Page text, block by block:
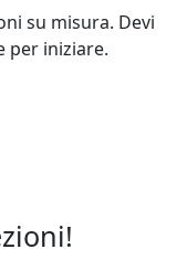
su misura. Devi
per iniziare.